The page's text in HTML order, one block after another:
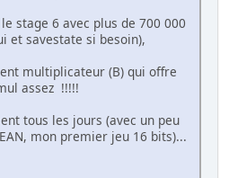
stage 6 avec plus de 700 000
et savestate si besoin),
multiplicateur (B) qui offre
assez !!!!!
tous les jours (avec un peu
mon premier jeu 16 bits)...